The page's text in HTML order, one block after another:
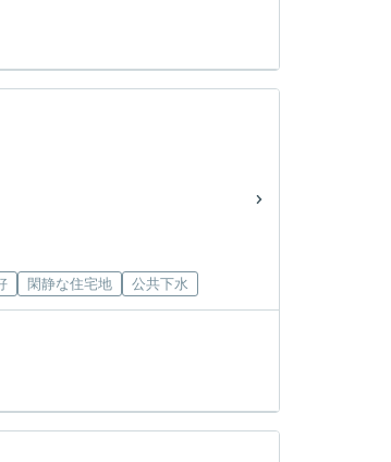
閑静な住宅地 公共下水